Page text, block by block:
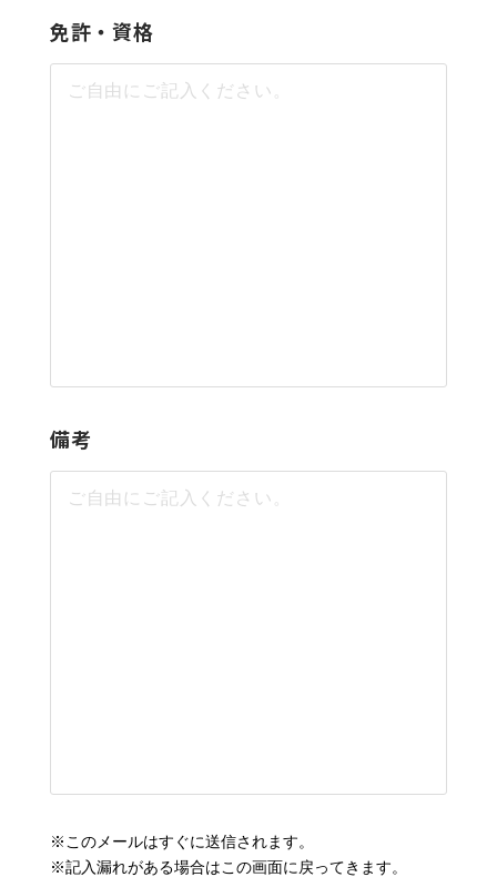
免許・資格
備考
※このメールはすぐに送信されます。
※記入漏れがある場合はこの画面に戻ってきます。